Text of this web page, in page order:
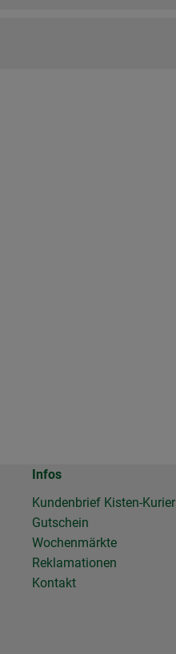
Infos
Kundenbrief Kisten-Kurier
Gutschein
Wochenmärkte
Reklamationen
Kontakt